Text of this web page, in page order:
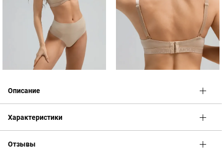
Описание
Согласно Постановлению Правительства РФ от 19.01.1998 N
55 (ред. от 23.12.2016) к Перечню непродовольственных
товаров надлежащего качества, не подлежащих возврату или
обмену на аналогичный товар других размера, формы,
габарита, фасона, расцветки или комплектации относятся
Характеристики
Отзывы